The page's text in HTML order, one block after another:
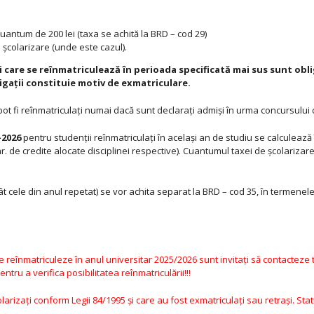
de 200 lei (taxa se achită la BRD – cod 29)
(unde este cazul).
se reînmatriculează în perioada specificată mai sus sunt
constituie motiv de exmatriculare.
fi reînmatriculaţi numai dacă sunt declaraţi admişi în urma concursului
pentru studenţii reînmatriculaţi în acelaşi an de studiu se
credite alocate disciplinei respective). Cuantumul taxei de
din anul repetat) se vor achita separat la BRD – cod 35, în
reînmatriculeze în anul universitar 2025/2026 sunt invitaţi să
a verifica posibilitatea reînmatriculării!!!
conform Legii 84/1995 şi care au fost exmatriculaţi sau retraşi.